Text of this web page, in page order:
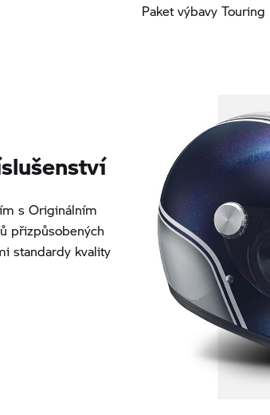
Paket výbavy Touring
s Originálním
přizpůsobených
standardy kvality